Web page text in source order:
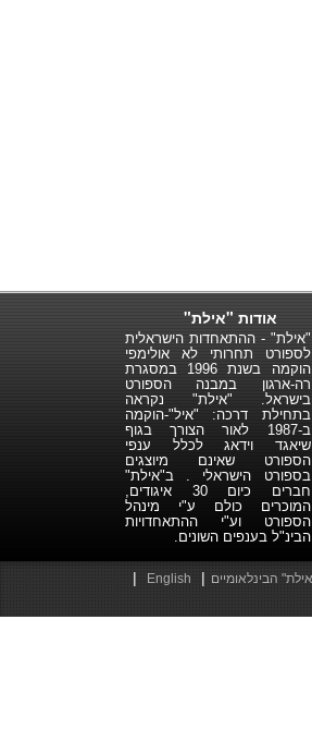
אודות "אילת"
"אילת" - ההתאחדות הישראלית
לספורט תחרותי לא אולימפי
הוקמה בשנת 1996 במסגרת
רה-ארגון במבנה הספורט
בישראל. "אילת" נקראה
בתחילת דרכה: "איל"-הוקמה
ב-1987 לאור הצורך בגוף
שיאגד וידאג לכלל ענפי
הספורט שאינם מיוצגים
בספורט הישראלי . ב"אילת"
חברים כיום 30 איגודים,
המוכרים כולם ע"י מינהל
הספורט וע"י ההתאחדויות
הבינ"ל בענפים השונים.
הבינלאומיים |
English
|